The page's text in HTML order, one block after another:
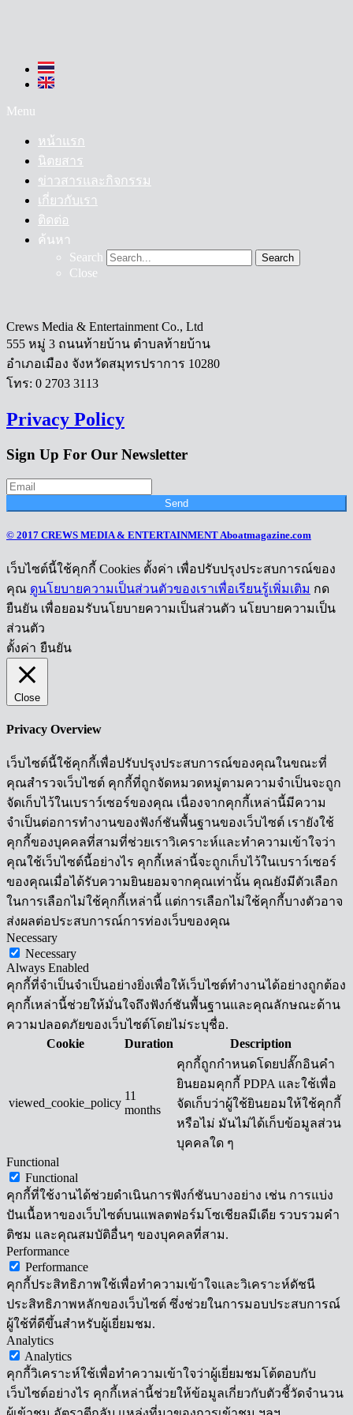
Menu
หน้าแรก
นิตยสาร
ข่าวสารและกิจกรรม
เกี่ยวกับเรา
ติดต่อ
ค้นหา
Search
Search
Close
Crews Media & Entertainment Co., Ltd
555 หมู่ 3 ถนนท้ายบ้าน ตำบลท้ายบ้าน
อำเภอเมือง จังหวัดสมุทรปราการ 10280
โทร: 0 2703 3113
Privacy Policy
Sign Up For Our Newsletter
Send
© 2017 CREWS MEDIA & ENTERTAINMENT Aboatmagazine.com
เว็บไซต์นี้ใช้คุกกี้ Cookies ตั้งค่า เพื่อปรับปรุงประสบการณ์ของ
คุณ ดูนโยบายความเป็นส่วนตัวของเราเพื่อเรียนรู้เพิ่มเติม กด
ยืนยัน เพื่อยอมรับนโยบายความเป็นส่วนตัว นโยบายความเป็น
ส่วนตัว
ตั้งค่า ยืนยัน
Close
Privacy Overview
เว็บไซต์นี้ใช้คุกกี้เพื่อปรับปรุงประสบการณ์ของคุณในขณะที่
คุณสำรวจเว็บไซต์ คุกกี้ที่ถูกจัดหมวดหมู่ตามความจำเป็นจะถูก
จัดเก็บไว้ในเบราว์เซอร์ของคุณ เนื่องจากคุกกี้เหล่านี้มีความ
จำเป็นต่อการทำงานของฟังก์ชันพื้นฐานของเว็บไซต์ เรายังใช้
คุกกี้ของบุคคลที่สามที่ช่วยเราวิเคราะห์และทำความเข้าใจว่า
คุณใช้เว็บไซต์นี้อย่างไร คุกกี้เหล่านี้จะถูกเก็บไว้ในเบราว์เซอร์
ของคุณเมื่อได้รับความยินยอมจากคุณเท่านั้น คุณยังมีตัวเลือก
ในการเลือกไม่ใช้คุกกี้เหล่านี้ แต่การเลือกไม่ใช้คุกกี้บางตัวอาจ
ส่งผลต่อประสบการณ์การท่องเว็บของคุณ
Necessary
Necessary
Always Enabled
คุกกี้ที่จำเป็นจำเป็นอย่างยิ่งเพื่อให้เว็บไซต์ทำงานได้อย่างถูกต้อง
คุกกี้เหล่านี้ช่วยให้มั่นใจถึงฟังก์ชันพื้นฐานและคุณลักษณะด้าน
ความปลอดภัยของเว็บไซต์โดยไม่ระบุชื่อ.
Cookie
Duration Description
viewed_cookie_policy
11
months
คุกกี้ถูกกำหนดโดยปลั๊กอินคำ
ยินยอมคุกกี้ PDPA และใช้เพื่อ
จัดเก็บว่าผู้ใช้ยินยอมให้ใช้คุกกี้
หรือไม่ มันไม่ได้เก็บข้อมูลส่วน
บุคคลใด ๆ
Functional
Functional
คุกกี้ที่ใช้งานได้ช่วยดำเนินการฟังก์ชันบางอย่าง เช่น การแบ่ง
ปันเนื้อหาของเว็บไซต์บนแพลตฟอร์มโซเชียลมีเดีย รวบรวมคำ
ติชม และคุณสมบัติอื่นๆ ของบุคคลที่สาม.
Performance
Performance
คุกกี้ประสิทธิภาพใช้เพื่อทำความเข้าใจและวิเคราะห์ดัชนี
ประสิทธิภาพหลักของเว็บไซต์ ซึ่งช่วยในการมอบประสบการณ์
ผู้ใช้ที่ดีขึ้นสำหรับผู้เยี่ยมชม.
Analytics
Analytics
คุกกี้วิเคราะห์ใช้เพื่อทำความเข้าใจว่าผู้เยี่ยมชมโต้ตอบกับ
เว็บไซต์อย่างไร คุกกี้เหล่านี้ช่วยให้ข้อมูลเกี่ยวกับตัวชี้วัดจำนวน